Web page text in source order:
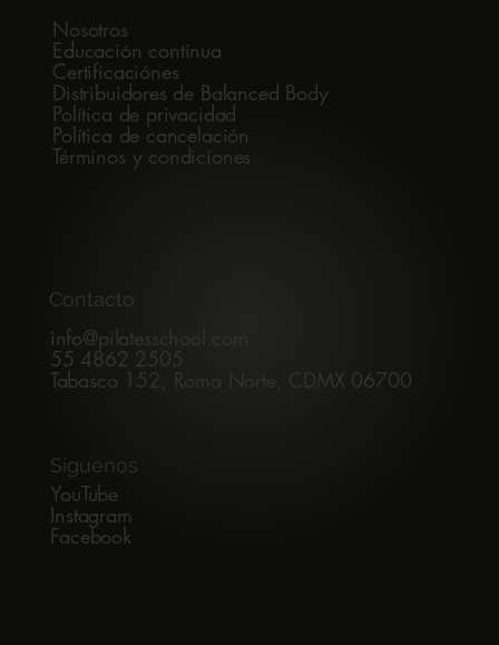
Nosotros
Educación continua
Certificaciónes
Distribuidores de Balanced Body
Política de privacidad
Política de cancelación
Términos y condiciones
Contacto
info@pilatesschool.com
55 4862 2505
Tabasco 152, Roma Norte, CDMX 06700
Síguenos
YouTube
Instagram
Facebook